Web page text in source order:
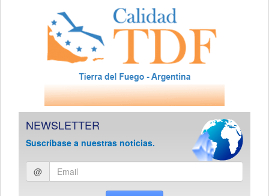
NEWSLETTER
Suscríbase a nuestras noticias.
Ingresar
email
@